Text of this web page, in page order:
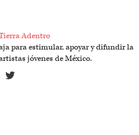
Adentro
para estimular, apoyar y difundir la
jóvenes de México.